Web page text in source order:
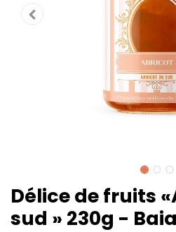
Délice de fruits
sud » 230g -